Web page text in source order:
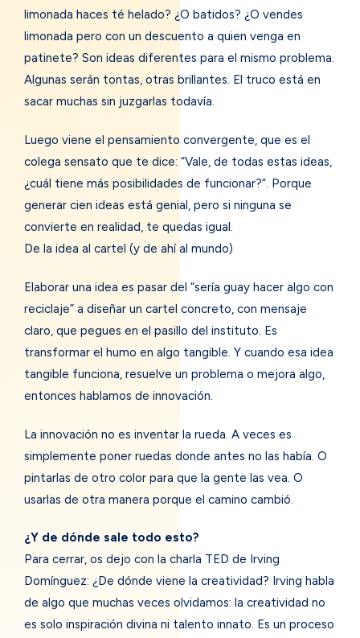
limonada haces té helado? ¿O batidos? ¿O vendes
limonada pero con un descuento a quien venga en
patinete? Son ideas diferentes para el mismo problema.
Algunas serán tontas, otras brillantes. El truco está en
sacar muchas sin juzgarlas todavía.
Luego viene el pensamiento convergente, que es el
colega sensato que te dice: “Vale, de todas estas ideas,
¿cuál tiene más posibilidades de funcionar?”. Porque
generar cien ideas está genial, pero si ninguna se
convierte en realidad, te quedas igual.
De la idea al cartel (y de ahí al mundo)
Elaborar una idea es pasar del “sería guay hacer algo con
reciclaje” a diseñar un cartel concreto, con mensaje
claro, que pegues en el pasillo del instituto. Es
transformar el humo en algo tangible. Y cuando esa idea
tangible funciona, resuelve un problema o mejora algo,
entonces hablamos de innovación.
La innovación no es inventar la rueda. A veces es
simplemente poner ruedas donde antes no las había. O
pintarlas de otro color para que la gente las vea. O
usarlas de otra manera porque el camino cambió.
¿Y de dónde sale todo esto?
Para cerrar, os dejo con la charla TED de Irving
Domínguez: ¿De dónde viene la creatividad? Irving habla
de algo que muchas veces olvidamos: la creatividad no
es solo inspiración divina ni talento innato. Es un proceso